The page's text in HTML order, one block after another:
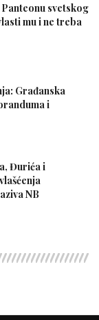
svetskog
mu i ne treba
Građanska
i
Đurića i
NB